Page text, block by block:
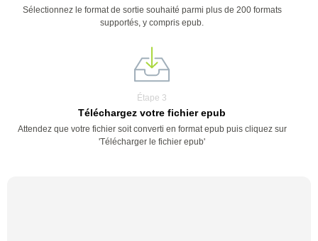
Sélectionnez le format de sortie souhaité parmi plus de 200 formats
supportés, y compris epub.
Étape 3
Téléchargez votre fichier epub
Attendez que votre fichier soit converti en format epub puis cliquez sur
'Télécharger le fichier epub'